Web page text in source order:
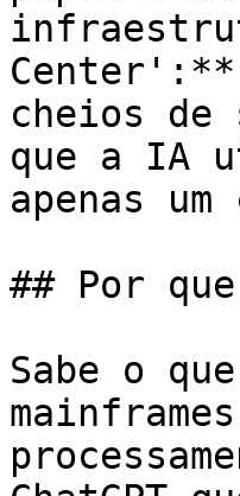
Center':**
cheios de
que a IA
apenas
## Por
Sabe o